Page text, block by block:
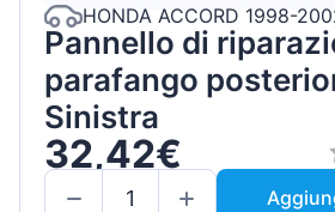
HONDA ACCORD 1998-
Pannello di
parafango
Sinistra
32,42€